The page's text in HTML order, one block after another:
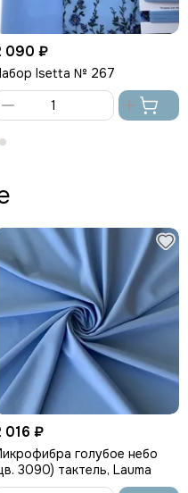
090 ₽
Isetta № 267
016 ₽
голубое небо
3090) тактель, Lauma